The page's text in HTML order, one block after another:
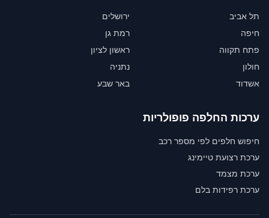
תל אביב
ירושלים
חיפה
רמת גן
פתח תקווה
ראשון לציון
חולון
נתניה
אשדוד
באר שבע
ערכות החלפה פופולריות
חיפוש חלפים לפי מספר רכב
ערכת רצועת טיימינג
ערכת מצמד
ערכת רפידות בלם